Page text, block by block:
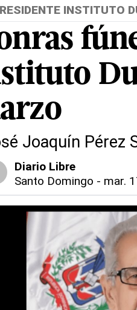
INSTITUTO
Joaquín Pérez
Diario Libre
Santo Domingo - mar.